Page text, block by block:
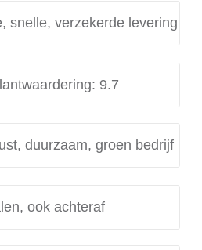
snelle, verzekerde levering
9.7
duurzaam, groen bedrijf
ook achteraf